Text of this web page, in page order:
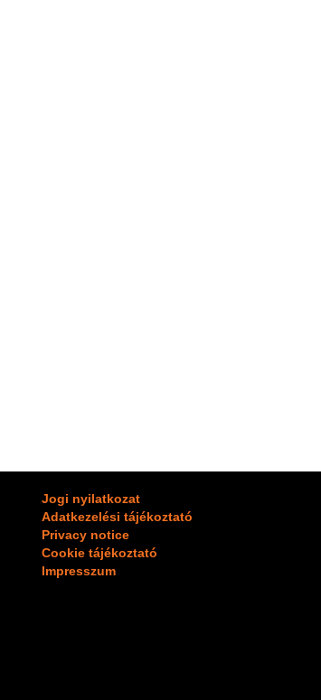
Jogi nyilatkozat
Adatkezelési tájékoztató
Privacy notice
Cookie tájékoztató
Impresszum